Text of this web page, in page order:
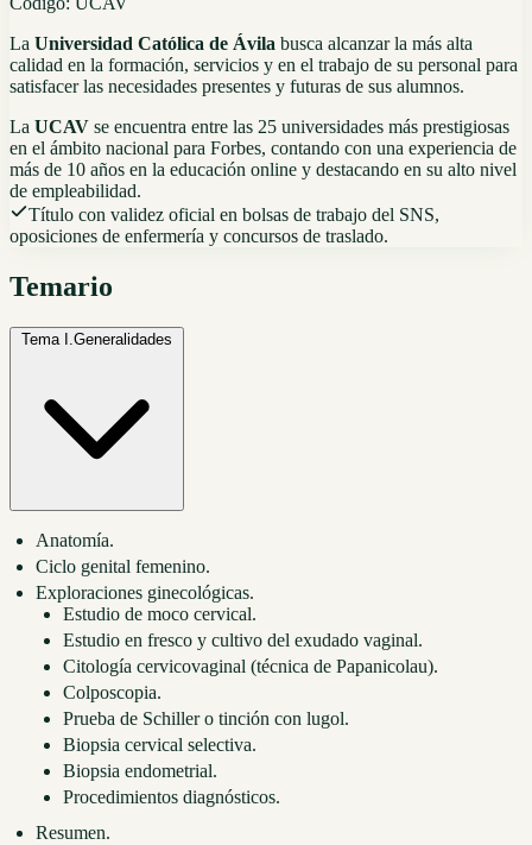
La Universidad Católica de Ávila busca alcanzar la más alta
calidad en la formación, servicios y en el trabajo de su personal para
satisfacer las necesidades presentes y futuras de sus alumnos.
La UCAV se encuentra entre las 25 universidades más prestigiosas
en el ámbito nacional para Forbes, contando con una experiencia de
más de 10 años en la educación online y destacando en su alto nivel
de empleabilidad.
Título con validez oficial en bolsas de trabajo del SNS,
oposiciones de enfermería y concursos de traslado.
Temario
Tema I.
Anatomía.
Ciclo genital femenino.
Exploraciones ginecológicas.
Estudio de moco cervical.
Estudio en fresco y cultivo del exudado vaginal.
Citología cervicovaginal (técnica de Papanicolau).
Colposcopia.
Prueba de Schiller o tinción con lugol.
Biopsia cervical selectiva.
Biopsia endometrial.
Procedimientos diagnósticos.
Resumen.